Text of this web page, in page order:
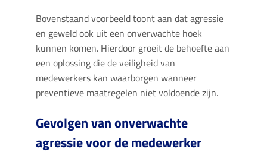
Bovenstaand voorbeeld toont aan dat agressie
en geweld ook uit een onverwachte hoek
kunnen komen. Hierdoor groeit de behoefte aan
een oplossing die de veiligheid van
medewerkers kan waarborgen wanneer
preventieve maatregelen niet voldoende zijn.
Gevolgen van onverwachte
agressie voor de medewerker